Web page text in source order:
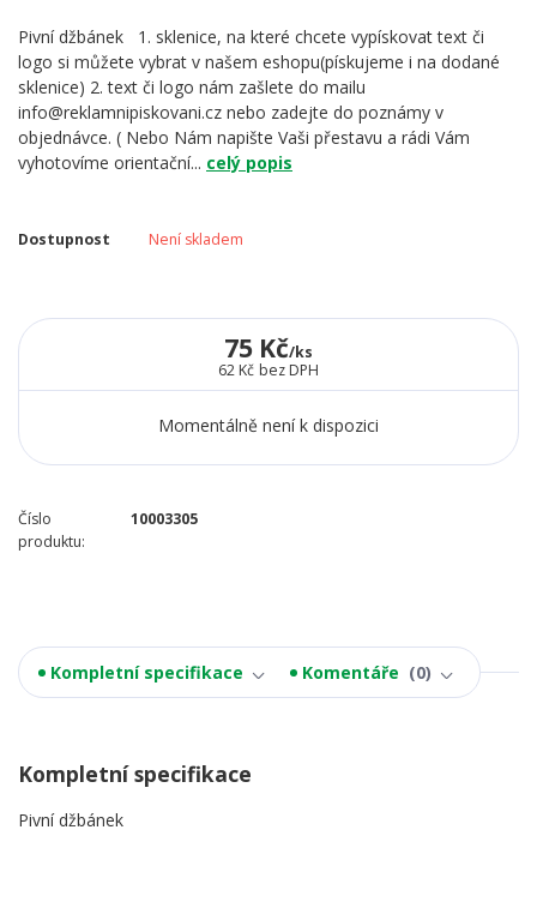
Pivní džbánek 1. sklenice, na které chcete vypískovat text či
logo si můžete vybrat v našem eshopu(pískujeme i na dodané
sklenice) 2. text či logo nám zašlete do mailu
info@reklamnipiskovani.cz nebo zadejte do poznámy v
objednávce. ( Nebo Nám napište Vaši přestavu a rádi Vám
vyhotovíme orientační... celý popis
Dostupnost Není skladem
75 Kč/ks
62 Kč bez DPH
Momentálně není k dispozici
Číslo
produktu:
10003305
Kompletní specifikace Komentáře 0
Kompletní specifikace
Pivní džbánek